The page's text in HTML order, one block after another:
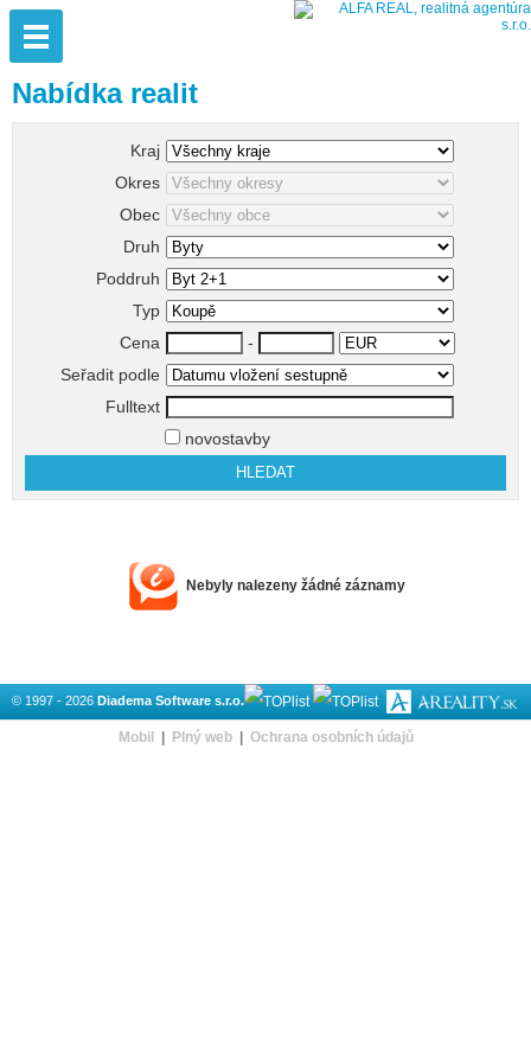
Nabídka realit
Kraj
Okres
Obec
Druh
Poddruh
Typ
Cena
-
Seřadit podle
Fulltext
novostavby
Nebyly nalezeny žádné záznamy
© 1997 - 2026 Diadema Software s.r.o.
Mobil Plný web| Ochrana osobních údajů